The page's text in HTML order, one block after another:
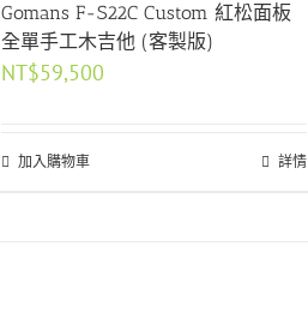
Gomans F-S22C Custom 紅松面板
全單手工木吉他 (客製版)
NT$59,500
加入購物車 詳情